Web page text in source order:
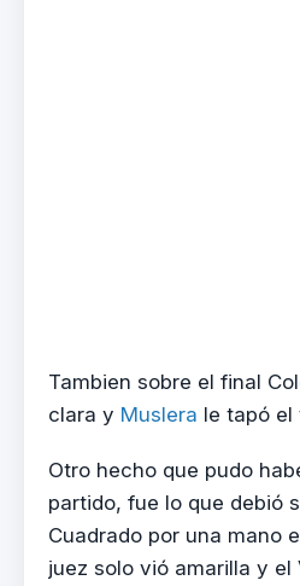
Tambien sobre el final
clara y Muslera le tapó el
Otro hecho que pudo
partido, fue lo que debió
Cuadrado por una mano
juez solo vió amarilla y el